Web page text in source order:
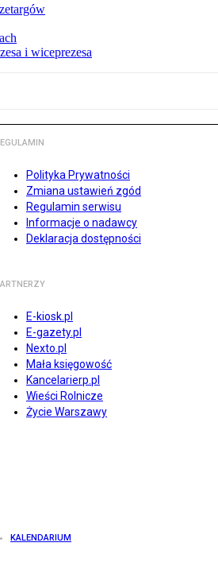
i wiceprezesa
Polityka Prywatności
Zmiana ustawień zgód
Regulamin serwisu
Informacje o nadawcy
Deklaracja dostępności
E-kiosk.pl
E-gazety.pl
Nexto.pl
Mała księgowość
Kancelarierp.pl
Wieści Rolnicze
Życie Warszawy
KALENDARIUM